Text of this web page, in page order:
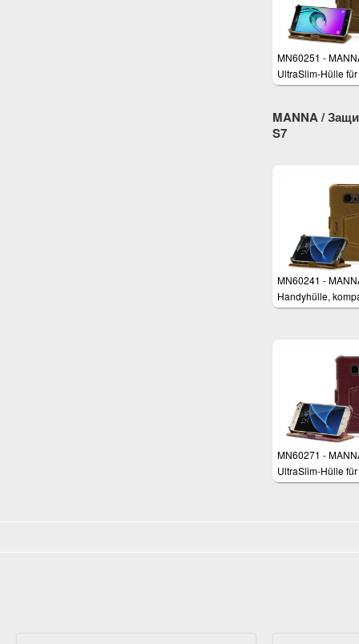
MN60251 -
UltraSlim-Hülle für
Samsung Galaxy
MANNA /
S7
MN60241 -
Handyhülle,
mit Samsung
Cover für
MN60271 -
UltraSlim-Hülle für
Samsung Galaxy